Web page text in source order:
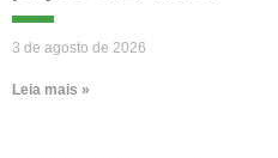
3 de agosto de 2026
Leia mais »